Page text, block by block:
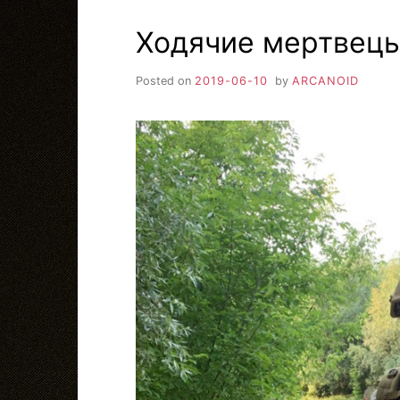
Ходячие
Posted on 2019-06-10 by ARCANOID